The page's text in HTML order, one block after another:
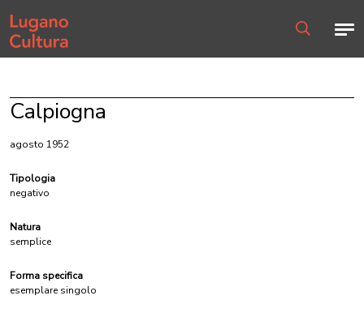
Home page
Calpiogna
agosto 1952
Tipologia
negativo
Natura
semplice
Forma specifica
esemplare singolo